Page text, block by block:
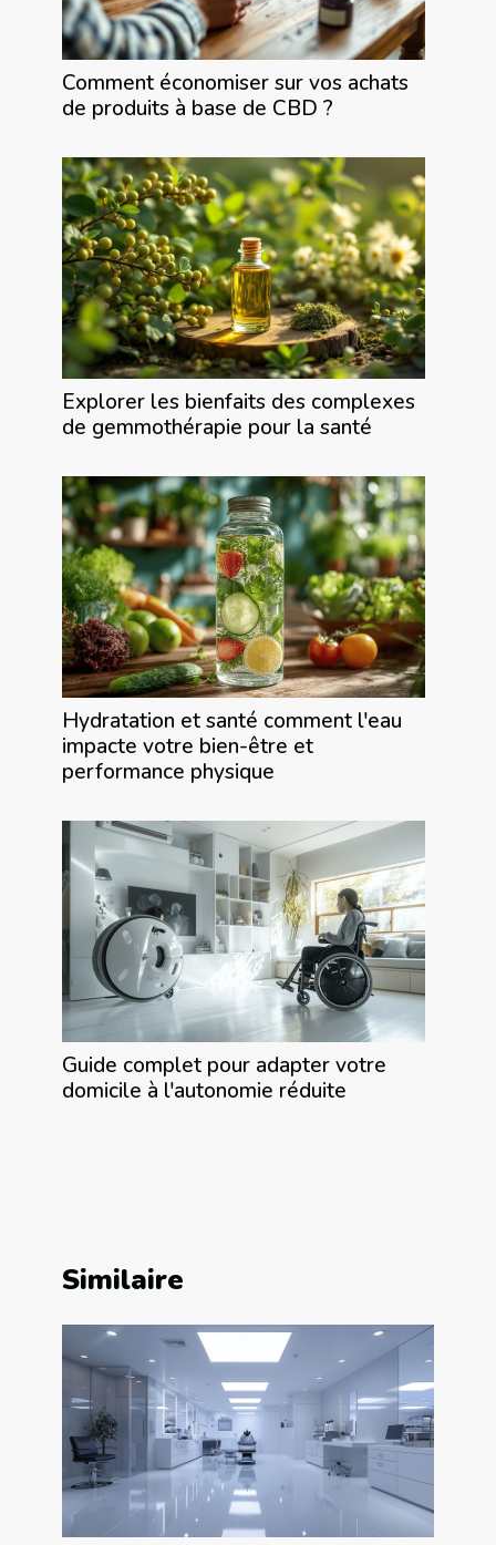
Comment économiser sur vos achats
de produits à base de CBD ?
Explorer les bienfaits des complexes
de gemmothérapie pour la santé
Hydratation et santé comment l'eau
impacte votre bien-être et
performance physique
Guide complet pour adapter votre
domicile à l'autonomie réduite
Similaire